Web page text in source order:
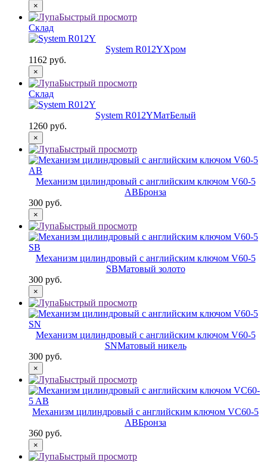
×
Быстрый просмотр
Склад
System R012YХром
1162 руб.
×
Быстрый просмотр
Склад
System R012YМатБелый
1260 руб.
×
Быстрый просмотр
Механизм цилиндровый с английским ключом V60-5
ABБронза
300 руб.
×
Быстрый просмотр
Механизм цилиндровый с английским ключом V60-5
SBМатовый золото
300 руб.
×
Быстрый просмотр
Механизм цилиндровый с английским ключом V60-5
SNМатовый никель
300 руб.
×
Быстрый просмотр
Механизм цилиндровый с английским ключом VC60-5
ABБронза
360 руб.
×
Быстрый просмотр